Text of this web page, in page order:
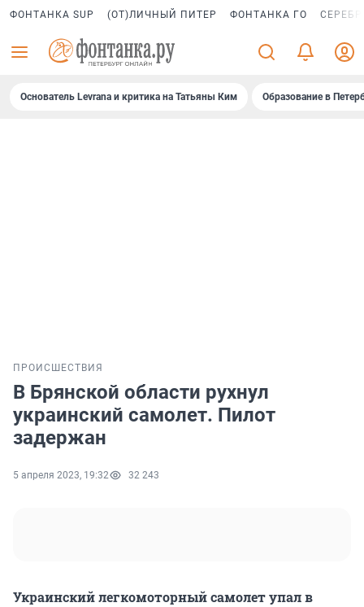
ФОНТАНКА SUP (ОТ)ЛИЧНЫЙ ПИТЕР ФОНТАНКА ГО
Основатель Levrana и критика на Татьяны Ким Образование в
ПРОИСШЕСТВИЯ
В Брянской области рухнул
украинский самолет. Пилот
задержан
5 апреля 2023, 19:32 32 243
Украинский легкомоторный самолет упал в